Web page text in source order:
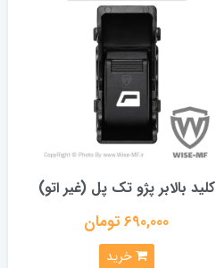
کلید بالابر پژو تک پل (غیر اتو)
690,000 تومان
خرید